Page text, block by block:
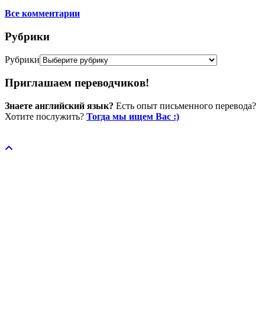
Все комментарии
Рубрики
Рубрики
Приглашаем переводчиков!
Знаете английский язык? Есть опыт письменного перевода?
Хотите послужить? Тогда мы ищем Вас :)